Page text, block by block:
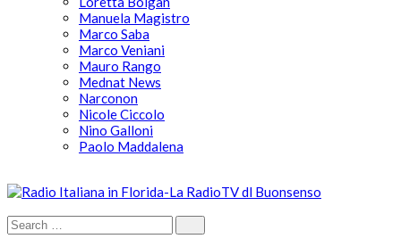
Manuela Magistro
Marco Saba
Marco Veniani
Mauro Rango
Mednat News
Narconon
Nicole Ciccolo
Nino Galloni
Paolo Maddalena